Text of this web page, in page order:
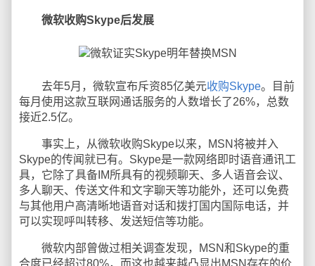
微软收购Skype后发展
去年5月，微软宣布斥资85亿美元收购Skype。目前
每月使用这款互联网通话服务的人数增长了26%，总数
接近2.5亿。
事实上，从微软收购Skype以来，MSN将被并入
Skype的传闻就已有。Skype是一款网络即时语音通讯工
具，它除了具备IM所具有的视频聊天、多人语音会议、
多人聊天、传送文件和文字聊天等功能外，还可以免费
与其他用户高清晰地语音对话和拨打国内国际电话，并
可以实现呼叫转移、发送短信等功能。
微软内部曾做过相关调查发现，MSN和Skype的重
合度已经超过80%，而这也越来越凸显出MSN存在的价